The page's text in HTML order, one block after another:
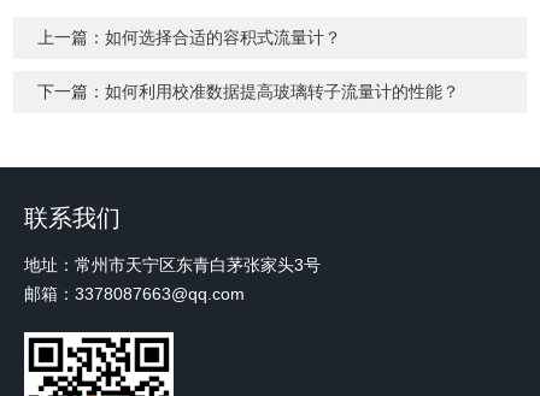
上一篇：如何选择合适的容积式流量计？
下一篇：如何利用校准数据提高玻璃转子流量计的性能？
联系我们
地址：常州市天宁区东青白茅张家头3号
邮箱：3378087663@qq.com